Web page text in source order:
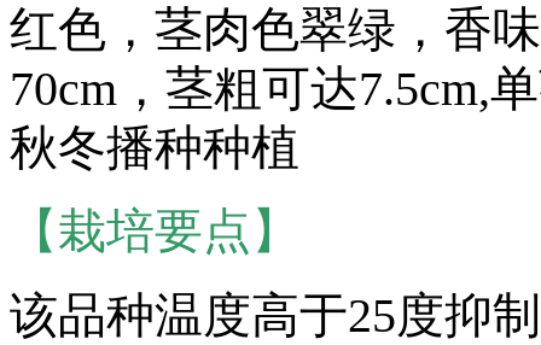
红色，茎肉色翠绿，香
70cm，茎粗可达7.5cm,
秋冬播种种植
【栽培要点】
该品种温度高于25度抑